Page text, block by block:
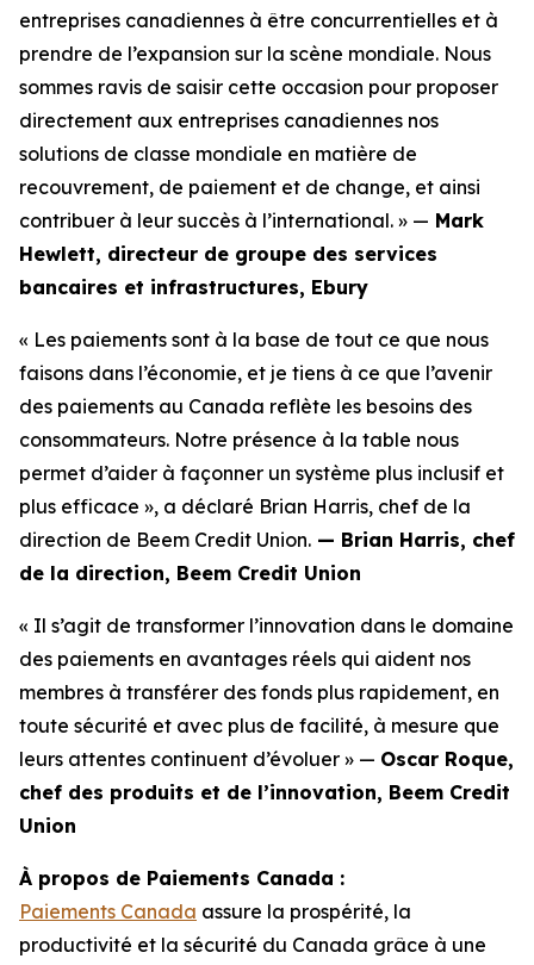
entreprises canadiennes à être concurrentielles et à
prendre de l’expansion sur la scène mondiale. Nous
sommes ravis de saisir cette occasion pour proposer
directement aux entreprises canadiennes nos
solutions de classe mondiale en matière de
recouvrement, de paiement et de change, et ainsi
contribuer à leur succès à l’international. » — Mark
Hewlett, directeur de groupe des services
bancaires et infrastructures, Ebury
« Les paiements sont à la base de tout ce que nous
faisons dans l’économie, et je tiens à ce que l’avenir
des paiements au Canada reflète les besoins des
consommateurs. Notre présence à la table nous
permet d’aider à façonner un système plus inclusif et
plus efficace », a déclaré Brian Harris, chef de la
direction de Beem Credit Union. — Brian Harris, chef
de la direction, Beem Credit Union
« Il s’agit de transformer l’innovation dans le domaine
des paiements en avantages réels qui aident nos
membres à transférer des fonds plus rapidement, en
toute sécurité et avec plus de facilité, à mesure que
leurs attentes continuent d’évoluer » — Oscar Roque,
chef des produits et de l’innovation, Beem Credit
Union
À propos de Paiements Canada :
Paiements Canada assure la prospérité, la
productivité et la sécurité du Canada grâce à une